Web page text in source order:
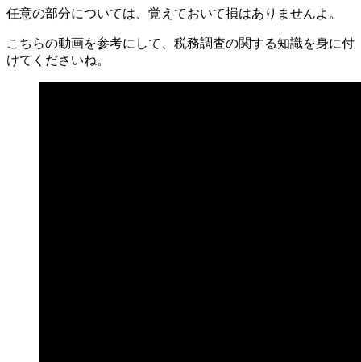
任意の部分については、覚えておいて損はありませんよ。
こちらの動画を参考にして、税務調査の関する知識を身に付
けてくださいね。